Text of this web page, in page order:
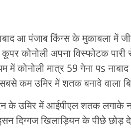
आ पंजाब किंग्स के मुकाबला में
कोनोली अपना विस्फोटक पारी
में कोनोली मात्र 59 गेना पs
कम उमिर में शतक बनावे वाला
के उमिर में आईपीएल शतक लगाके
दिग्गज खिलाड़ियन के पीछे छोड़